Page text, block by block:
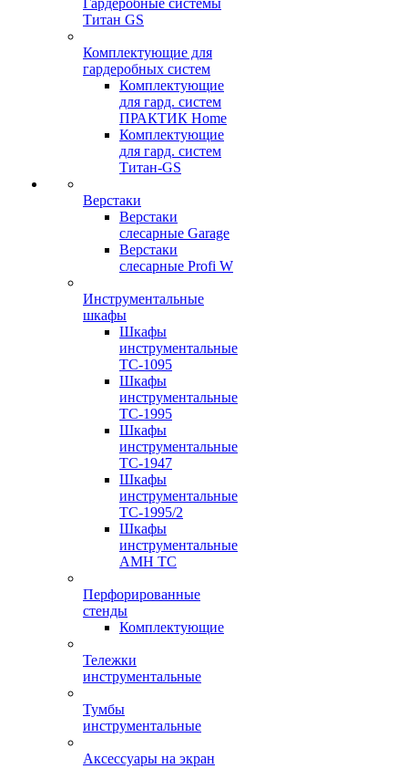
Гардеробные системы
Титан GS
Комплектующие для
гардеробных систем
Комплектующие
для гард. систем
ПРАКТИК Home
Комплектующие
для гард. систем
Титан-GS
Верстаки
Верстаки
слесарные Garage
Верстаки
слесарные Profi W
Инструментальные
шкафы
Шкафы
инструментальные
TC-1095
Шкафы
инструментальные
TC-1995
Шкафы
инструментальные
TC-1947
Шкафы
инструментальные
TC-1995/2
Шкафы
инструментальные
AMH TC
Перфорированные
стенды
Комплектующие
Тележки
инструментальные
Тумбы
инструментальные
Аксессуары на экран